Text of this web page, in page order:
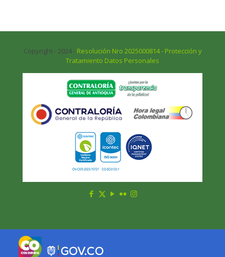
Copyright - 2024 - Resolución Nro 2025000814 - Protección y
Tratamiento Datos Personales